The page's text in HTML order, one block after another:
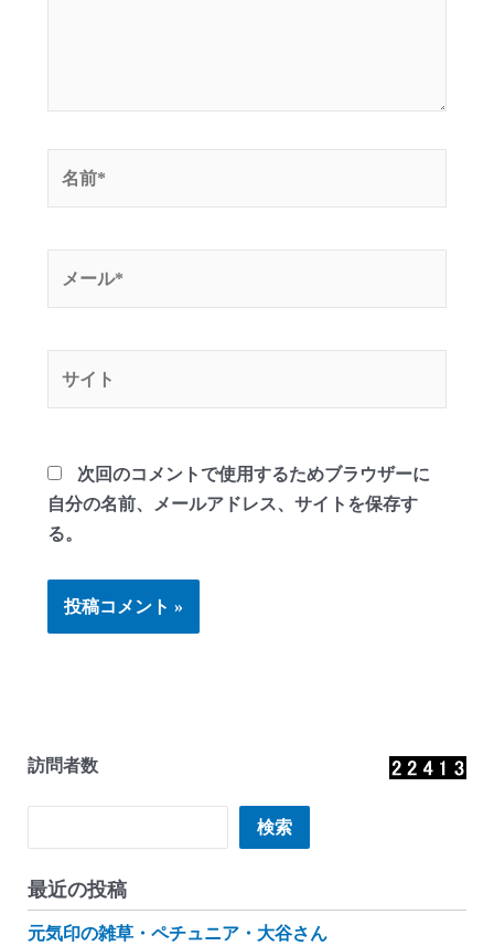
*
次回のコメントで使用するためブラウザーに
自分の名前、メールアドレス、サイトを保存す
る。
訪問者数
検索
最近の投稿
元気印の雑草・ペチュニア・大谷さん